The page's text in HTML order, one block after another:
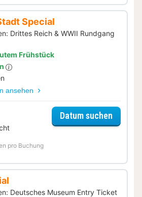
Special
Drittes Reich & WWII Rundgang
Frühstück
ansehen
pro Buchung
Datum suchen
Deutsches Museum Entry Ticket